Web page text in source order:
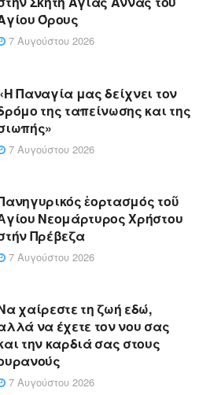
Όρους
7 Αυγούστου 2026
Παναγία μας δείχνει τον
της ταπείνωσης και της
7 Αυγούστου 2026
ἑορτασμός τοῦ
Νεομάρτυρος Χρήστου
Πρέβεζα
7 Αυγούστου 2026
χαίρεστε τη ζωή εδώ,
να έχετε τον νου σας
την καρδιά σας στους
7 Αυγούστου 2026